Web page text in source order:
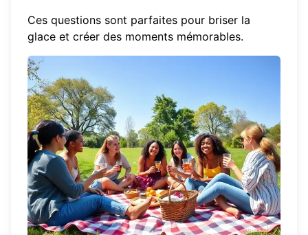
Ces questions sont parfaites pour briser la
glace et créer des moments mémorables.